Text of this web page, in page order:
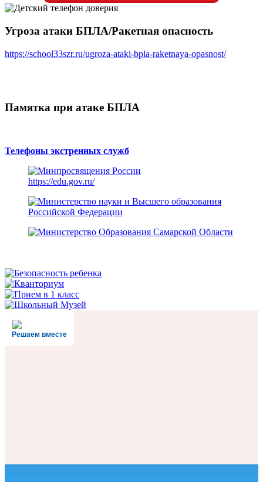
Угроза атаки БПЛА/Ракетная опасность
https://school33szr.ru/ugroza-ataki-bpla-raketnaya-opasnost/
Памятка при атаке БПЛА
Телефоны экстренных служб
https://edu.gov.ru/
Решаем вместе